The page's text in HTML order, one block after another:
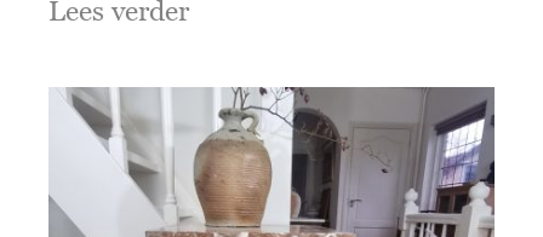
Lees verder